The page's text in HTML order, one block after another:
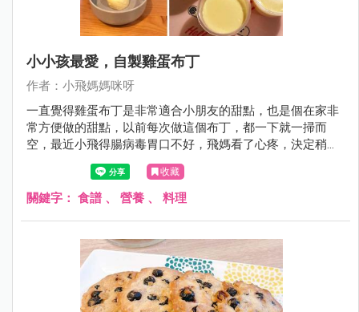
小小孩最愛，自製雞蛋布丁
作者：小飛媽媽咪呀
一直覺得雞蛋布丁是非常適合小朋友的甜點，也是個在家非
常方便做的甜點，以前每次做這個布丁，都一下就一掃而
空，最近小飛得腸病毒胃口不好，飛媽看了心疼，決定稍微
改良做幾個給小飛。配方是參考多個食譜後改良而來，真的
很簡單零難度，不需要烤箱就可以完成，大家可以在家試試
看.....
收藏
關鍵字： 食譜 、 營養 、 料理